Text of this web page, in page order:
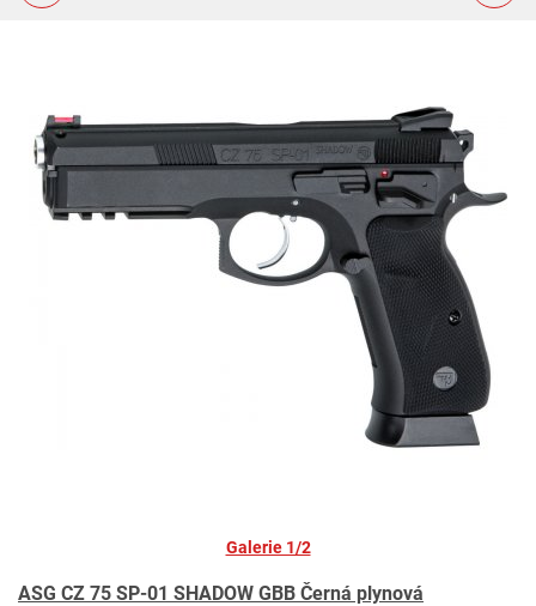
Galerie 1/2
ASG CZ 75 SP-01 SHADOW GBB Černá plynová